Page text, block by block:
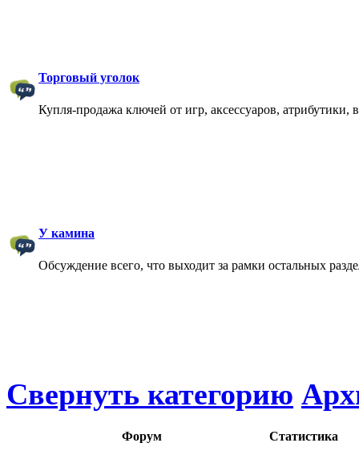
Торговый уголок
Купля-продажа ключей от игр, аксессуаров, атрибутики,
У камина
Обсуждение всего, что выходит за рамки остальных
Свернуть категорию
Форум Статистика